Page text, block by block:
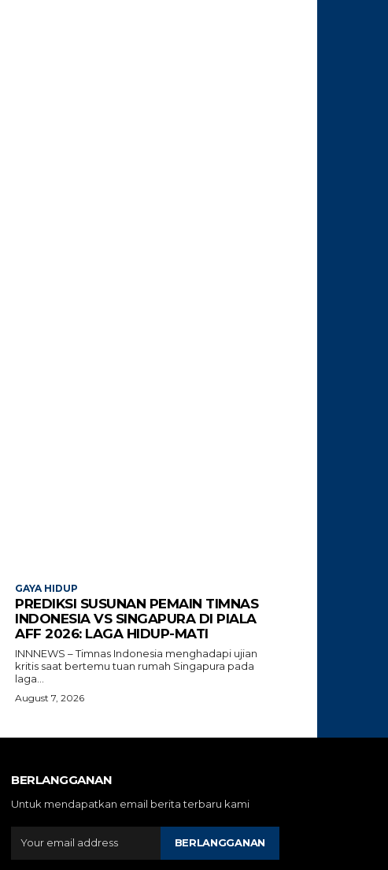
GAYA HIDUP
PREDIKSI SUSUNAN PEMAIN TIMNAS
INDONESIA VS SINGAPURA DI PIALA
AFF 2026: LAGA HIDUP-MATI
INNNEWS – Timnas Indonesia menghadapi ujian
kritis saat bertemu tuan rumah Singapura pada
laga...
August 7, 2026
BERLANGGANAN
Untuk mendapatkan email berita terbaru kami
BERLANGGANAN